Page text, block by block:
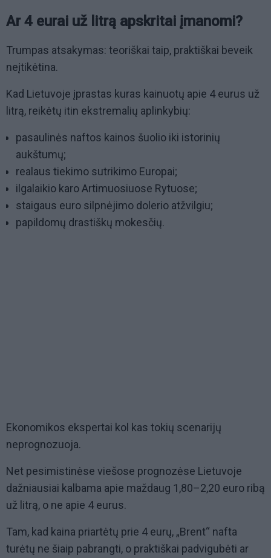
Ar 4 eurai už litrą apskritai įmanomi?
Trumpas atsakymas: teoriškai taip, praktiškai beveik
neįtikėtina.
Kad Lietuvoje įprastas kuras kainuotų apie 4 eurus už
litrą, reikėtų itin ekstremalių aplinkybių:
pasaulinės naftos kainos šuolio iki istorinių
aukštumų;
realaus tiekimo sutrikimo Europai;
ilgalaikio karo Artimuosiuose Rytuose;
staigaus euro silpnėjimo dolerio atžvilgiu;
papildomų drastiškų mokesčių.
Ekonomikos ekspertai kol kas tokių scenarijų
neprognozuoja.
Net pesimistinėse viešose prognozėse Lietuvoje
dažniausiai kalbama apie maždaug 1,80–2,20 euro ribą
už litrą, o ne apie 4 eurus.
Tam, kad kaina priartėtų prie 4 eurų, „Brent“ nafta
turėtų ne šiaip pabrangti, o praktiškai padvigubėti ar